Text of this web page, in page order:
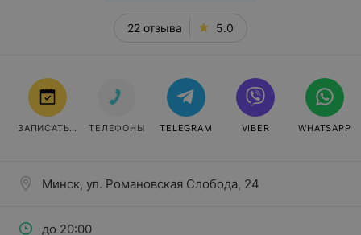
22 отзыва 5.0
Минск, ул. Романовская Слобода, 24
до 20:00
ЗАПИСАТЬСЯ ТЕЛЕФОНЫ TELEGRAM VIBER WHATSAPP